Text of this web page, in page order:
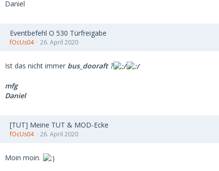
Daniel
Eventbefehl O 530 Türfreigabe
fOcUs04 26. April 2020
Ist das nicht immer bus_dooraft ?
mfg
Daniel
[TUT] Meine TUT & MOD-Ecke
fOcUs04 26. April 2020
Moin moin.